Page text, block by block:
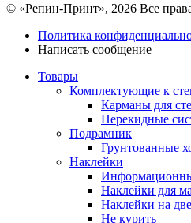
© «Репин-Принт», 2026 Все
Политика
Написать сообщение
Товары
Комплектующие к
Карманы для
Перекидные
Подрамник
Грунтованные
Наклейки
Наклейки для
Наклейки на
Не курить